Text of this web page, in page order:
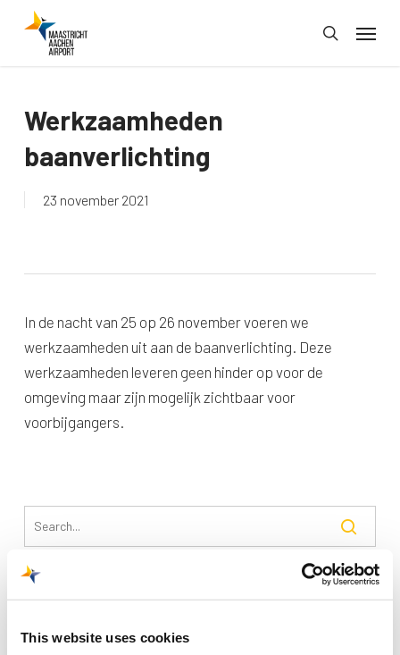
This website uses cookies
search
Menu
Werkzaamheden
baanverlichting
23 november 2021
In de nacht van 25 op 26 november voeren we
werkzaamheden uit aan de baanverlichting. Deze
werkzaamheden leveren geen hinder op voor de
omgeving maar zijn mogelijk zichtbaar voor
voorbijgangers.
Recente berichten
Trainingsvlucht 4 augustus